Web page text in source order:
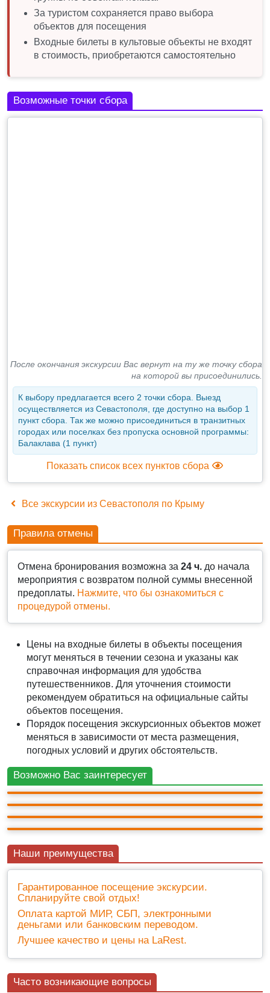
За туристом сохраняется право выбора
объектов для посещения
Входные билеты в культовые объекты не входят
в стоимость, приобретаются самостоятельно
Возможные точки сбора
После окончания экскурсии Вас вернут на ту же точку сбора
на которой вы присоединились.
К выбору предлагается всего 2 точки сбора. Выезд
осуществляется из Севастополя, где доступно на выбор 1
пункт сбора. Так же можно присоединиться в транзитных
городах или поселках без пропуска основной программы:
Балаклава (1 пункт)
Показать список всех пунктов сбора
Все экскурсии из Севастополя по Крыму
Правила отмены
Отмена бронирования возможна за 24 ч. до начала
мероприятия с возвратом полной суммы внесенной
предоплаты. Нажмите, что бы ознакомиться с
процедурой отмены.
Цены на входные билеты в объекты посещения
могут меняться в течении сезона и указаны как
справочная информация для удобства
путешественников. Для уточнения стоимости
рекомендуем обратиться на официальные сайты
объектов посещения.
Порядок посещения экскурсионных объектов может
меняться в зависимости от места размещения,
погодных условий и других обстоятельств.
Возможно Вас заинтересует
АВТО-ПЕШЕХОДНАЯ
Евпатория и "Розовое" озеро.
+ билеты 450 ₽
Малый Иерусалим и Розовое озеро
3 400 ₽
+ билеты 800 ₽ 10ч.
10(5)
АВТО-ПЕШЕХОДНАЯ
Фиолент - Балаклава и морская прогулка
1 800 ₽
АВТО-ПЕШЕХОДНАЯ
Мир дикой природы. Сафари парк львов
Наши преимущества
Гарантированное посещение экскурсии.
Спланируйте свой отдых!
Оплата картой МИР, СБП, электронными
деньгами или банковским переводом.
Лучшее качество и цены на LaRest.
Часто возникающие вопросы